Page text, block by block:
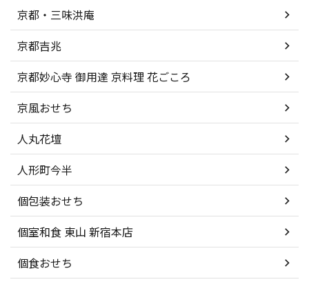
京都・三味洪庵
京都吉兆
京都妙心寺 御用達 京料理 花ごころ
京風おせち
人丸花壇
人形町今半
個包装おせち
個室和食 東山 新宿本店
個食おせち